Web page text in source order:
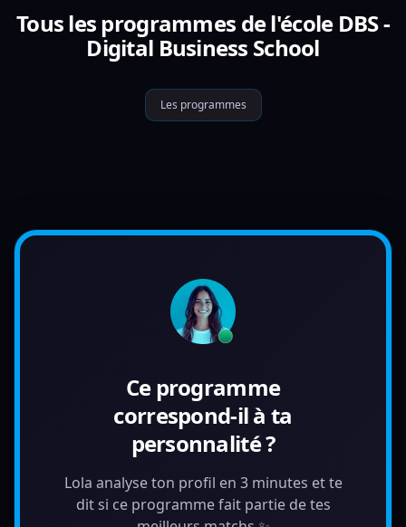
Tous les programmes de l'école DBS -
Digital Business School
Les programmes
Ce programme
correspond-il à ta
personnalité ?
Lola analyse ton profil en 3 minutes et te
dit si ce programme fait partie de tes